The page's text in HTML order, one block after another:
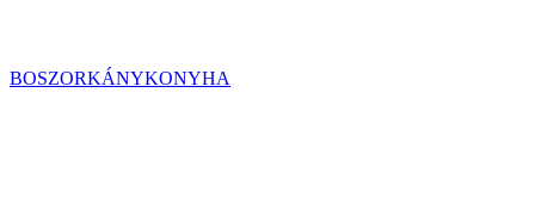
BOSZORKÁNYKONYHA